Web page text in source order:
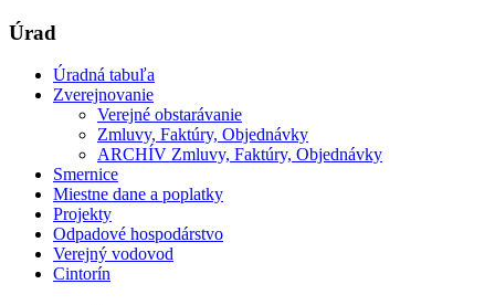
Úrad
Úradná tabuľa
Zverejnovanie
Verejné obstarávanie
Zmluvy, Faktúry, Objednávky
ARCHÍV Zmluvy, Faktúry, Objednávky
Smernice
Miestne dane a poplatky
Projekty
Odpadové hospodárstvo
Verejný vodovod
Cintorín